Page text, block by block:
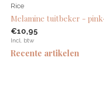
Rice
Melamine tuitbeker -
€10,95
Incl. btw
Recente artikelen